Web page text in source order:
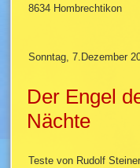
8634 Hombrechtikon
Sonntag, 7.Dezember
Der Engel
Nächte
Teste von Rudolf